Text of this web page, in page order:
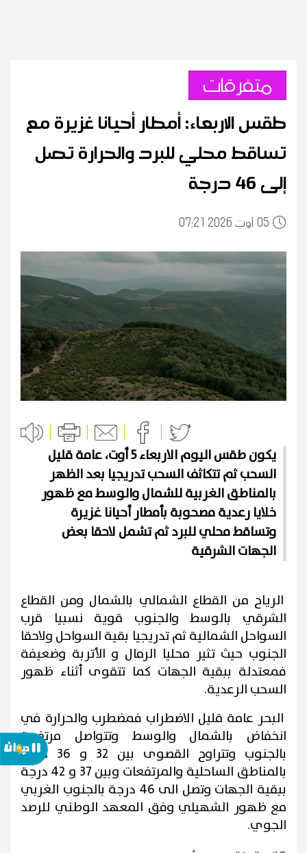
متفرقات
طقس الاربعاء: أمطار أحيانا غزيرة مع
تساقط محلي للبرد والحرارة تصل
إلى 46 درجة
0507:21 2026 أوت
يكون طقس اليوم الاربعاء 5 أوت، عامة قليل
السحب ثم تتكاثف السحب تدريجيا بعد الظهر
بالمناطق الغربية للشمال والوسط مع ظهور
خلايا رعدية مصحوبة بأمطار أحيانا غزيرة
وتساقط محلي للبرد ثم تشمل لاحقا بعض
الجهات الشرقية
الرياح من القطاع الشمالي بالشمال ومن القطاع
الشرقي بالوسط والجنوب قوية نسبيا قرب
السواحل الشمالية ثم تدريجيا بقية السواحل ولاحقا
الجنوب حيث تثير محليا الرمال و الأتربة وضعيفة
فمعتدلة ببقية الجهات كما تتقوى أثناء ظهور
السحب الرعدية.
البحر عامة قليل الاضطراب فمضطرب والحرارة في
انخفاض بالشمال والوسط وتتواصل مرتفعة
بالجنوب وتتراوح القصوى بين 32 و 36 درجة
بالمناطق الساحلية والمرتفعات وبين 37 و 42 درجة
ببقية الجهات وتصل الى 46 درجة بالجنوب الغربي
مع ظهور الشهيلي وفق المعهد الوطني للرصد
الجوي.